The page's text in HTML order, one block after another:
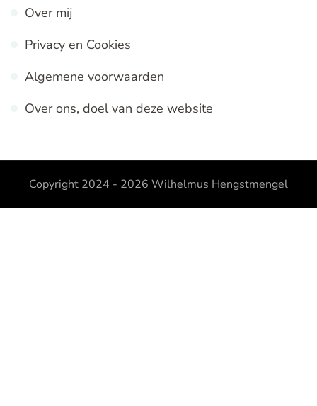
Over mij
Privacy en Cookies
Algemene voorwaarden
Over ons, doel van deze website
Copyright 2024 - 2026 Wilhelmus Hengstmengel